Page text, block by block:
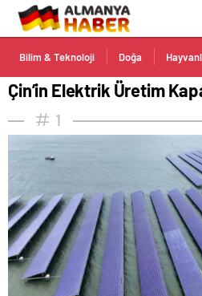
Bilim & Teknoloji Doğa
Çin’in Elektrik Üretim
1